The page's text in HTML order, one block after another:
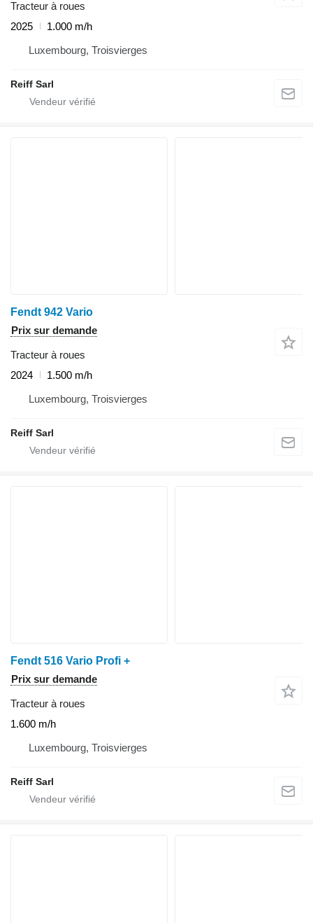
Tracteur à roues
2025
1.000 m/h
Luxembourg, Troisvierges
Reiff Sarl
Fendt 942 Vario
Prix sur demande
Tracteur à roues
2024
1.500 m/h
Luxembourg, Troisvierges
Reiff Sarl
Fendt 516 Vario Profi +
Prix sur demande
Tracteur à roues
1.600 m/h
Luxembourg, Troisvierges
Reiff Sarl